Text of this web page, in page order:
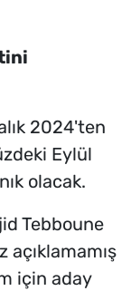
2024'ten
Eylül
olacak.
Tebboune
için aday